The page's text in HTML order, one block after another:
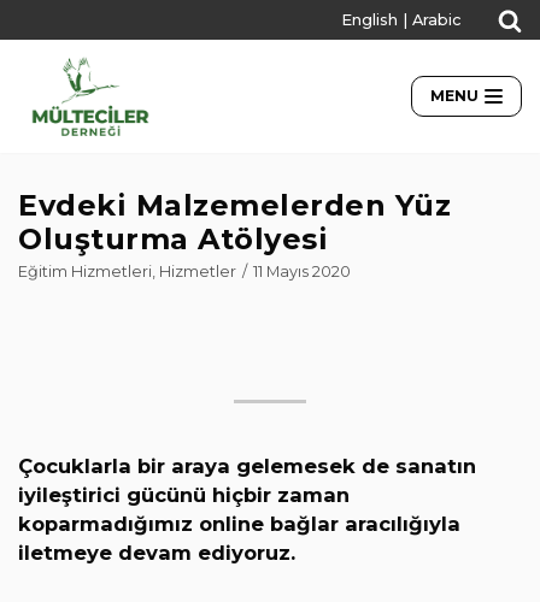
English Arabic
MENU
Evdeki Malzemelerden Yüz
Oluşturma Atölyesi
Eğitim Hizmetleri, Hizmetler 11 Mayıs 2020
Çocuklarla bir araya gelemesek de sanatın
iyileştirici gücünü hiçbir zaman
koparmadığımız online bağlar aracılığıyla
iletmeye devam ediyoruz.